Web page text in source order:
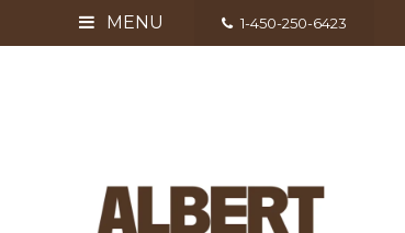
MENU 1-450-250-6423